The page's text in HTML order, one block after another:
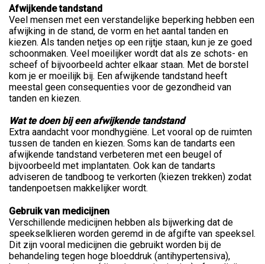
Afwijkende tandstand
Veel mensen met een verstandelijke beperking hebben een
afwijking in de stand, de vorm en het aantal tanden en
kiezen. Als tanden netjes op een rijtje staan, kun je ze goed
schoonmaken. Veel moeilijker wordt dat als ze schots- en
scheef of bijvoorbeeld achter elkaar staan. Met de borstel
kom je er moeilijk bij. Een afwijkende tandstand heeft
meestal geen consequenties voor de gezondheid van
tanden en kiezen.
Wat te doen bij een afwijkende tandstand
Extra aandacht voor mondhygiëne. Let vooral op de ruimten
tussen de tanden en kiezen. Soms kan de tandarts een
afwijkende tandstand verbeteren met een beugel of
bijvoorbeeld met implantaten. Ook kan de tandarts
adviseren de tandboog te verkorten (kiezen trekken) zodat
tandenpoetsen makkelijker wordt.
Gebruik van medicijnen
Verschillende medicijnen hebben als bijwerking dat de
speekselklieren worden geremd in de afgifte van speeksel.
Dit zijn vooral medicijnen die gebruikt worden bij de
behandeling tegen hoge bloeddruk (antihypertensiva),